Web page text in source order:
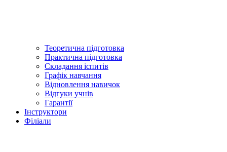
Теоретична підготовка
Практична підготовка
Складання іспитів
Графік навчання
Відновлення навичок
Відгуки учнів
Гарантії
Інструктори
Філіали